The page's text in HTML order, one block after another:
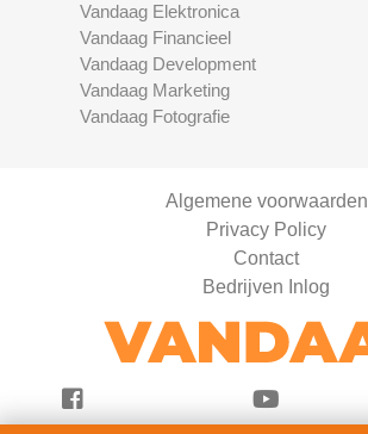
Vandaag Elektronica
Vandaag Financieel
Vandaag Development
Vandaag Marketing
Vandaag Fotografie
Algemene voorwaarden
Privacy Policy
Contact
Bedrijven Inlog